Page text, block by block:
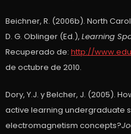
Beichner, R. (2006b). North
D. G. Oblinger (Ed.), Learning
Recuperado de: http://
de octubre de 2010.
Dory, Y.J. y Belcher, J. (2005).
active learning undergraduate
electromagnetism concepts?